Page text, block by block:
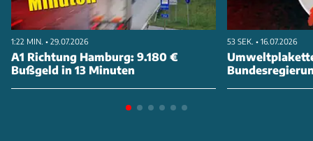
1:22 MIN. • 29.07.2026
A1 Richtung Hamburg: 9.180 €
Bußgeld in 13 Minuten
53 SEK. • 16.07.2026